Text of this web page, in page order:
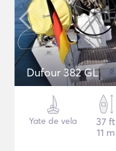
Dufour 382 GL
Yate de vela
37 ft
11 m